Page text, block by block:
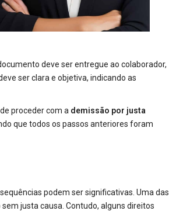
documento deve ser entregue ao colaborador,
ser clara e objetiva, indicando as
proceder com a demissão por justa
que todos os passos anteriores foram
podem ser significativas. Uma das
justa causa. Contudo, alguns direitos